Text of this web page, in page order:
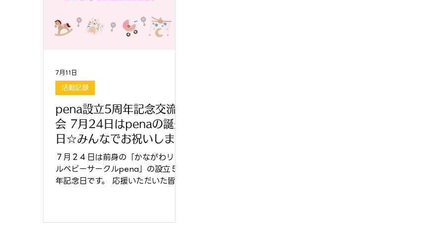
pena設立5周年記念交流
会 7月24日はpenaの誕生
日☆みんなでお祝いしまし
ょう♪ 8月1日
(土)10:00~11:30 場所:
笠間地域ケアプラザ
７月２４日は前身の「かながわリト
ルベビーサークルpena」の設立５周
年記念日です。 応援いただいた皆さ
活動記録
7月11日